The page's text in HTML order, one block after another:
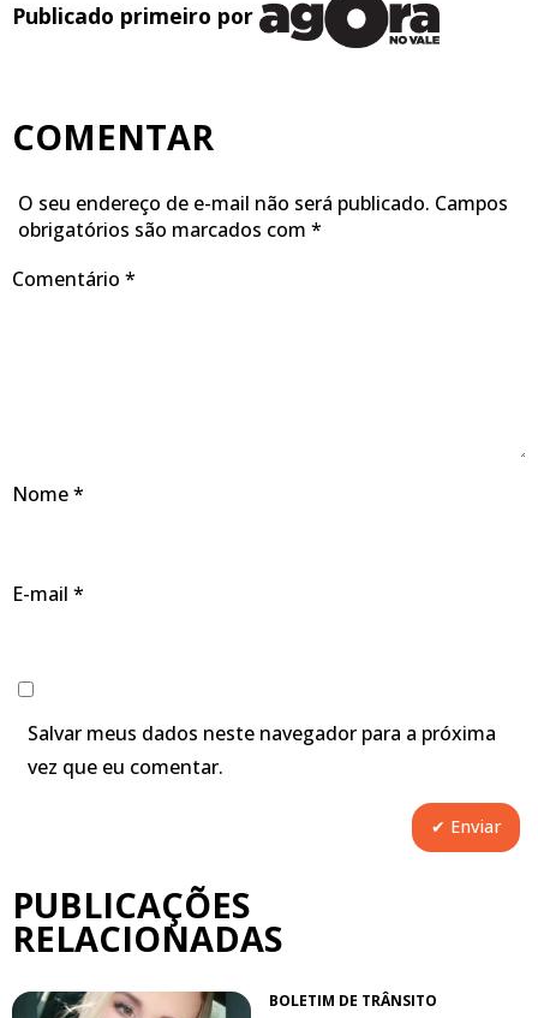
Publicado primeiro por
COMENTAR
O seu endereço de e-mail não será publicado. Campos
obrigatórios são marcados com *
Comentário *
Nome*
E-mail *
Salvar meus dados neste navegador para a próxima
vez que eu comentar.
PUBLICAÇÕES
RELACIONADAS
BOLETIM DE TRÂNSITO